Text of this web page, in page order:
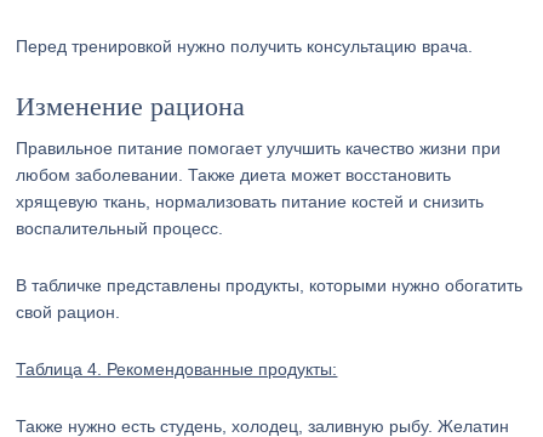
Перед тренировкой нужно получить консультацию врача.
Изменение рациона
Правильное питание помогает улучшить качество жизни при
любом заболевании. Также диета может восстановить
хрящевую ткань, нормализовать питание костей и снизить
воспалительный процесс.
В табличке представлены продукты, которыми нужно обогатить
свой рацион.
Таблица 4. Рекомендованные продукты:
Также нужно есть студень, холодец, заливную рыбу. Желатин